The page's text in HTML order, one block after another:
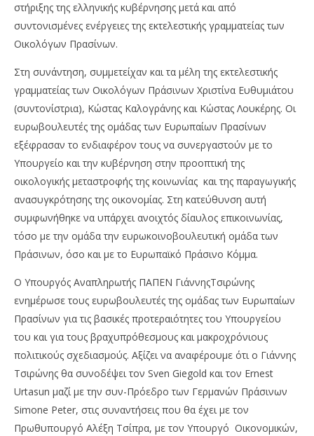
στήριξης της ελληνικής κυβέρνησης μετά και από
συντονισμένες ενέργειες της εκτελεστικής γραμματείας των
Οικολόγων Πρασίνων.
Στη συνάντηση, συμμετείχαν και τα μέλη της εκτελεστικής
γραμματείας των Οικολόγων Πράσινων Χριστίνα Ευθυμιάτου
(συντονίστρια), Κώστας Καλογράνης και Κώστας Λουκέρης. Οι
ευρωβουλευτές της ομάδας των Ευρωπαίων Πρασίνων
εξέφρασαν το ενδιαφέρον τους να συνεργαστούν με το
Υπουργείο και την κυβέρνηση στην προοπτική της
οικολογικής μεταστροφής της κοινωνίας και της παραγωγικής
ανασυγκρότησης της οικονομίας. Στη κατεύθυνση αυτή
συμφωνήθηκε να υπάρχει ανοιχτός δίαυλος επικοινωνίας,
τόσο με την ομάδα την ευρωκοινοβουλευτική ομάδα των
Πράσινων, όσο και με το Ευρωπαϊκό Πράσινο Κόμμα.
Ο Υπουργός Αναπληρωτής ΠΑΠΕΝ ΓιάννηςΤσιρώνης
ενημέρωσε τους ευρωβουλευτές της ομάδας των Ευρωπαίων
Πρασίνων για τις βασικές προτεραιότητες του Υπουργείου
του και για τους βραχυπρόθεσμους και μακροχρόνιους
πολιτικούς σχεδιασμούς. Αξίζει να αναφέρουμε ότι ο Γιάννης
Τσιρώνης θα συνοδέψει τον Sven Giegold και τον Ernest
Urtasun μαζί με την συν-Πρόεδρο των Γερμανών Πράσινων
Simone Peter, στις συναντήσεις που θα έχει με τον
Πρωθυπουργό Αλέξη Τσίπρα, με τον Υπουργό Οικονομικών,